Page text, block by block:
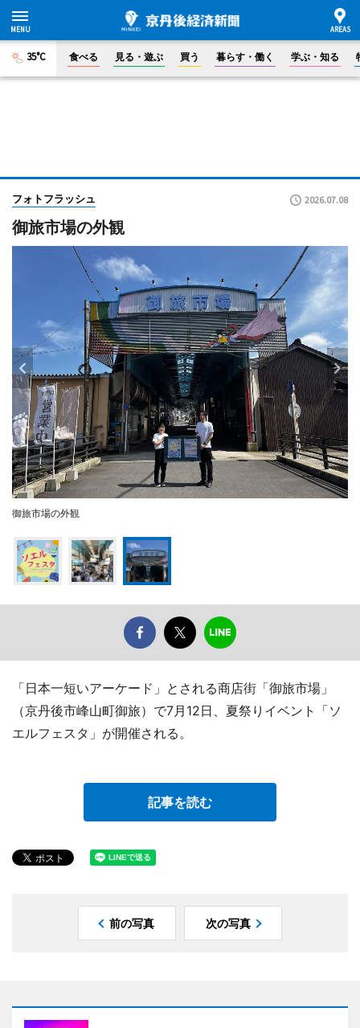
35°C 食べる 見る・遊ぶ 買う 暮らす・働く 学ぶ・知る
フォトフラッシュ 2026.07.08
御旅市場の外観
御旅市場の外観
「日本一短いアーケード」とされる商店街「御旅市場」
（京丹後市峰山町御旅）で7月12日、夏祭りイベント「ソ
エルフェスタ」が開催される。
記事を読む
前の写真 次の写真